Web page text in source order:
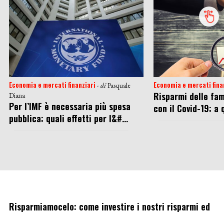
Economia e mercati finanziari - diPasquale
Diana
Per l’IMF è necessaria più spesa
pubblica: quali effetti per l&#...
Economia e mercati
Risparmi delle
con il Covid-19: a
Risparmiamocelo: come investire i nostri risparmi ed